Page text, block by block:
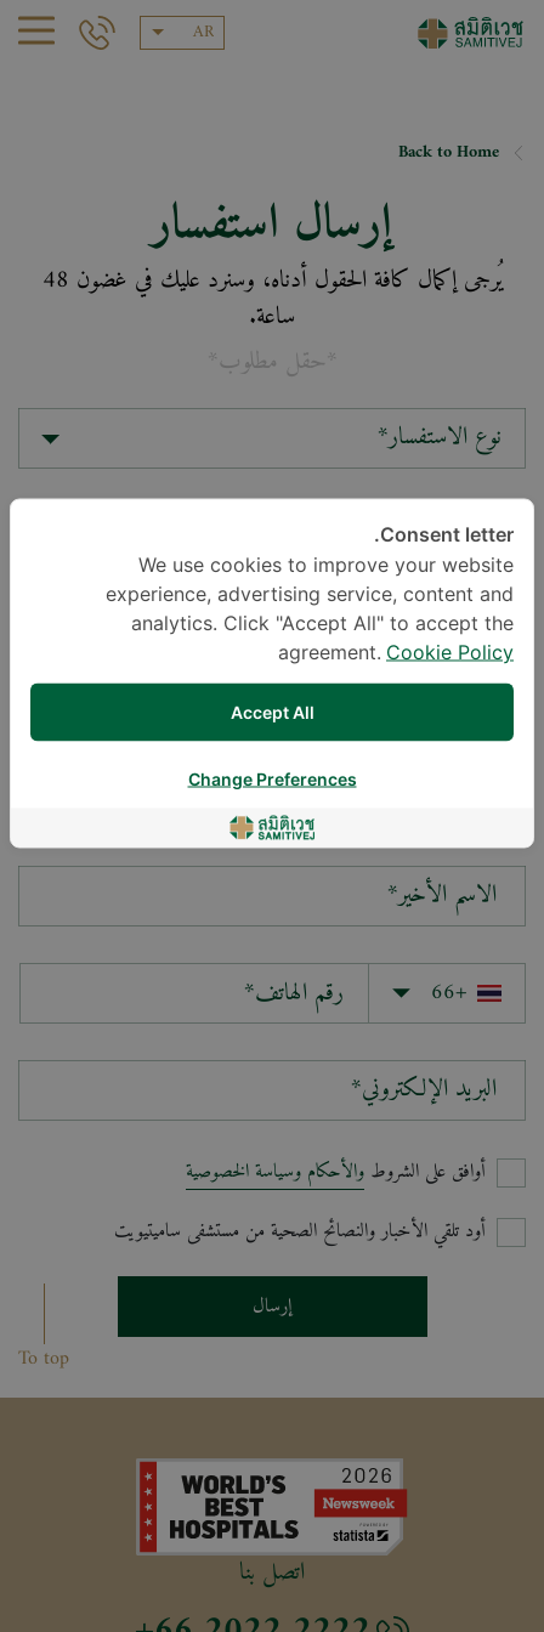
AR
Back to Home
إرسال استفسار
يُرجى إكمال كافة الحقول أدناه، وسنرد عليك في غضون 48
ساعة.
*حقل مطلوب*
نوع الاستفسار*
الموقع*
سؤالك*
الاسم الأخير*
البريد الإلكتروني*
أوافق على الشروط والأحكام وسياسة الخصوصية
أود تلقي الأخبار والنصائح الصحية من مستشفى ساميتيويت
إرسال
To top
اتصل بنا
Consent letter.
We use cookies to improve your website
experience, advertising service, content and
analytics. Click "Accept All" to accept the
agreement. Cookie Policy
Accept All
Change Preferences